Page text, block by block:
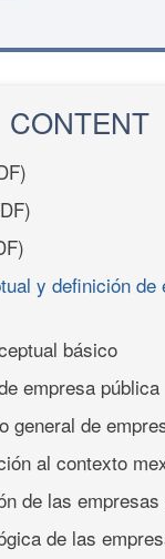
CONTENT
y definición de
básico
empresa pública
general de
al contexto
de las empresas
de las